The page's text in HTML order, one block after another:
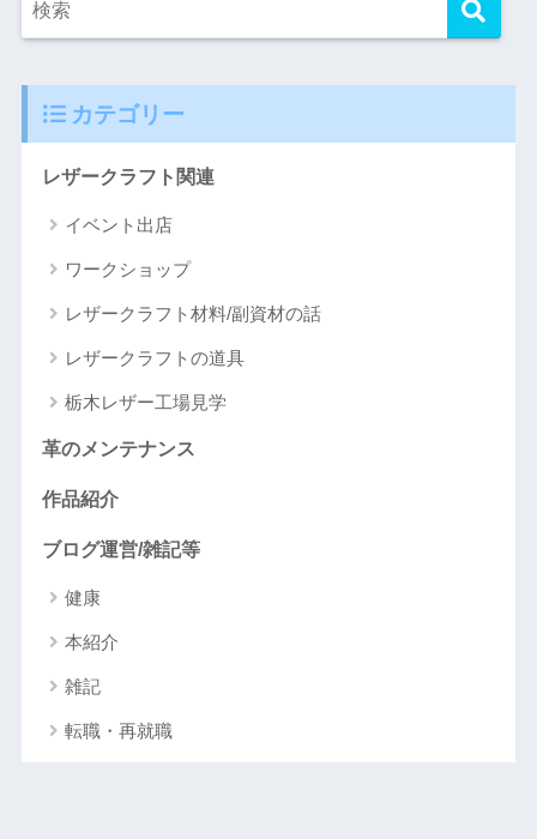
カテゴリー
レザークラフト関連
イベント出店
ワークショップ
レザークラフト材料/副資材の話
レザークラフトの道具
栃木レザー工場見学
革のメンテナンス
作品紹介
ブログ運営/雑記等
健康
本紹介
雑記
転職・再就職